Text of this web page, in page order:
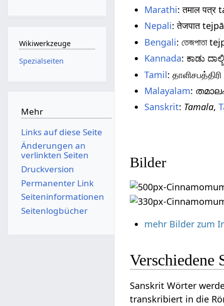
Marathi: तमाल पत्र
Nepali: तेजपात
Bengali: তেজপাতা
Kannada: ಕಾಡು
Tamil:
Malayalam:
Sanskrit: Tamala,
Bilder
mehr Bilder zum
Verschiedene
Sanskrit Wörter
transkribiert in die
Wikiwerkzeuge
Spezialseiten
Mehr
Links auf diese Seite
Änderungen an
verlinkten Seiten
Druckversion
Permanenter Link
Seiten­­informationen
Seitenlogbücher